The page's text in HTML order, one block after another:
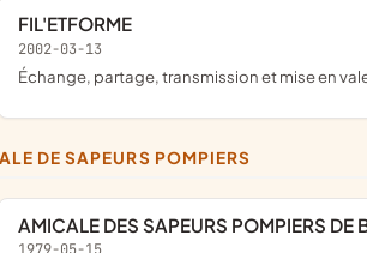
FIL'ETFORME
2002-03-13
échange, partage, transmission et mise en
DE SAPEURS POMPIERS
AMICALE DES SAPEURS POMPIERS DE